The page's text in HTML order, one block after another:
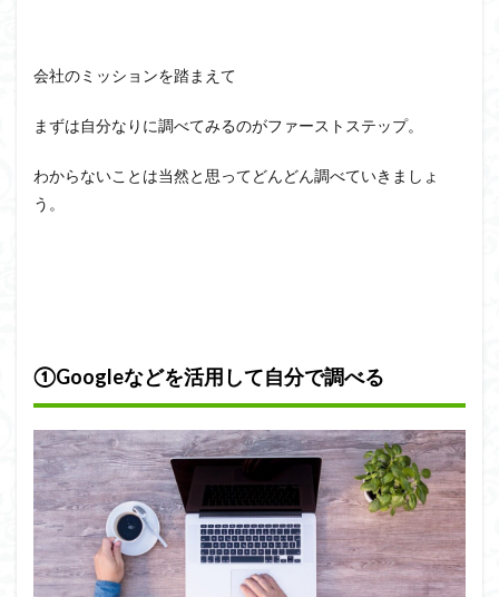
会社のミッションを踏まえて
まずは自分なりに調べてみるのがファーストステップ。
わからないことは当然と思ってどんどん調べていきましょ
う。
①Googleなどを活用して自分で調べる